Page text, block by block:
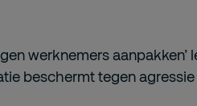
werknemers aanpakken’
beschermttegen